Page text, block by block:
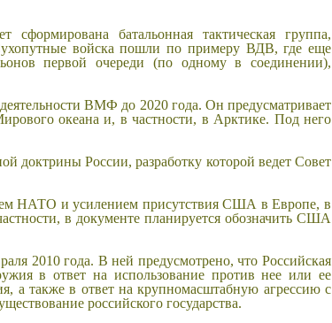
батальонная тактическая группа,
войска пошли по примеру ВДВ, где еще
первой очереди (по одному в соединении),
ВМФ до 2020 года. Он предусматривает
океана и, в частности, в Арктике. Под него
доктрины России, разработку которой ведет Совет
НАТО и усилением присутствия США в Европе, в
в документе планируется обозначить США
2010 года. В ней предусмотрено, что Российская
в ответ на использование против нее или ее
а также в ответ на крупномасштабную агрессию с
российского государства.